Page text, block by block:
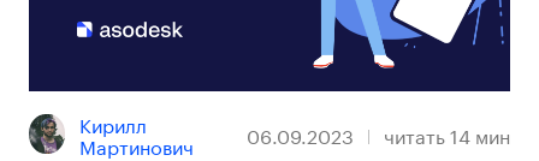
Кирилл
Мартинович 06.09.2023 читать14 мин